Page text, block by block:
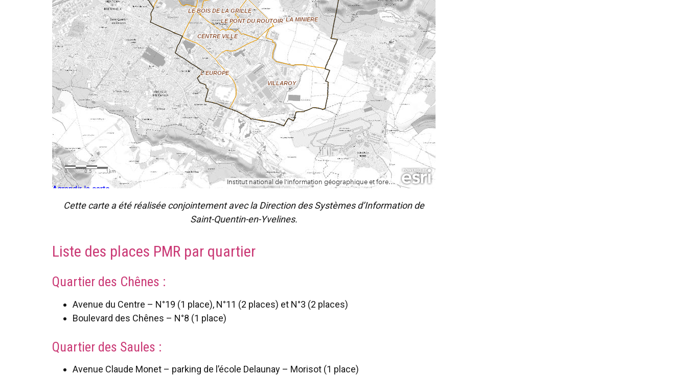
Agrandir la carte
Cette carte a été réalisée conjointement avec la Direction des Systèmes d’Information de
Saint-Quentin-en-Yvelines.
Liste des places PMR par quartier
Quartier des Chênes :
Avenue du Centre – N°19 (1 place), N°11 (2 places) et N°3 (2 places)
Boulevard des Chênes – N°8 (1 place)
Quartier des Saules :
Avenue Claude Monet – parking de l’école Delaunay – Morisot (1 place)